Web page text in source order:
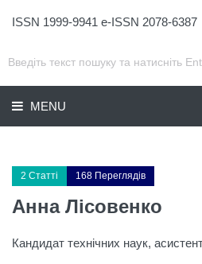
ISSN 1999-9941 e-ISSN 2078-6387
MENU
2 Статті 168 Переглядів
Анна Лісовенко
Кандидат технічних наук,